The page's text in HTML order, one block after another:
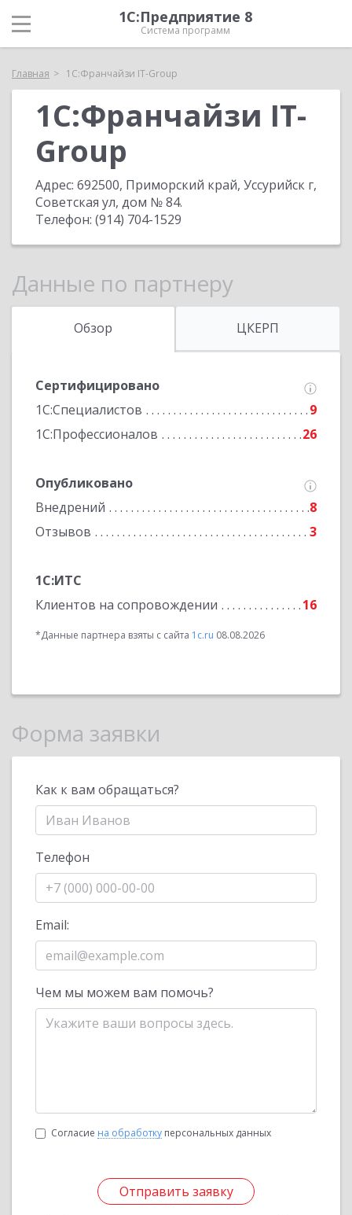
1С:Предприятие 8
Система программ
Главная 1С:Франчайзи IT-Group
1С:Франчайзи IT-
Group
Адрес: 692500, Приморский край, Уссурийск г,
Советская ул, дом № 84.
Телефон: (914) 704-1529
Данные по партнеру
Обзор ЦКЕРП
Сертифицировано
1С:Специалистов
9
1С:Профессионалов
26
Опубликовано
Внедрений
8
Отзывов
3
1С:ИТС
Клиентов на сопровождении
16
*Данные партнера взяты с сайта 1c.ru 08.08.2026
Форма заявки
Как к вам обращаться?
Телефон
Email:
Чем мы можем вам помочь?
Согласие на обработку персональных данных
Отправить заявку